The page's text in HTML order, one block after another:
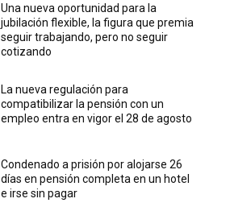
Una nueva oportunidad para la
jubilación flexible, la figura que premia
seguir trabajando, pero no seguir
cotizando
La nueva regulación para
compatibilizar la pensión con un
empleo entra en vigor el 28 de agosto
Condenado a prisión por alojarse 26
días en pensión completa en un hotel
e irse sin pagar